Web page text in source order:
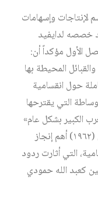
لإنتاجات وإسهامات
خصصه لدايفيد
الأول مؤكداً أن:
المحيطة بها
حول انقسامية
التي يقترحها
الكبير بشكل عام»
(ص ٥٥). وقد شكل كتاب صلحاء الأطلس (١٩٦٢) أهم إنجاز
التي أثارت ردود
كعبد الله حمودي